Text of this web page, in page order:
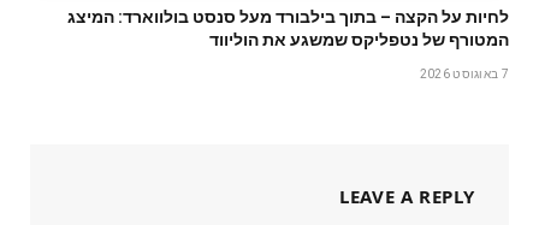
לחיות על הקצה – בתוך בילבורד מעל סנסט בולווארד: המיצג
המטורף של נטפליקס שמשגע את הוליווד
7 באוגוסט 2026
LEAVE A REPLY